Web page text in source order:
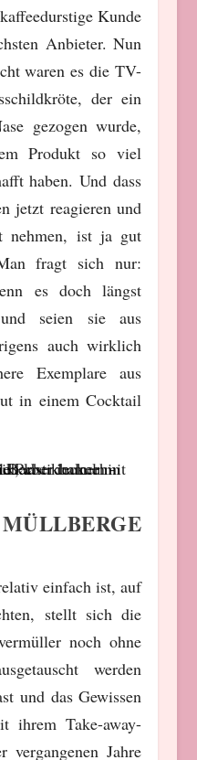
Kunde
Anbieter. Nun
waren es die TV-
der ein
gezogen wurde,
Produkt so viel
haben. Und dass
jetzt reagieren und
nehmen, ist ja gut
fragt sich nur:
es doch längst
seien sie aus
auch wirklich
Exemplare aus
in einem Cocktail
einfach ist, auf
stellt sich die
noch ohne
werden
und das Gewissen
ihrem Take-away-
vergangenen Jahre